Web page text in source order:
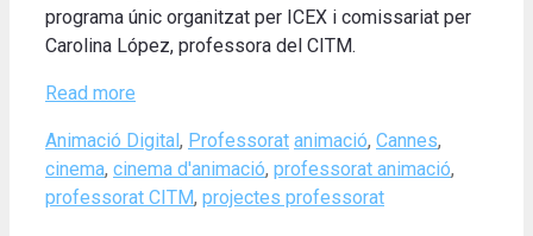
programa únic organitzat per ICEX i comissariat per
Carolina López, professora del CITM.
Read more
Categories
Animació Digital, Professorat Tags
animació, Cannes,
cinema, cinema d'animació, professorat animació,
professorat CITM, projectes professorat